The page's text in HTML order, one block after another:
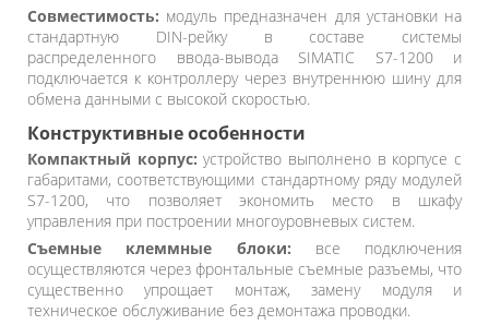
Совместимость: модуль предназначен для установки на
стандартную DIN-рейку в составе системы
распределенного ввода-вывода SIMATIC S7-1200 и
подключается к контроллеру через внутреннюю шину для
обмена данными с высокой скоростью.
Конструктивные особенности
Компактный корпус: устройство выполнено в корпусе с
габаритами, соответствующими стандартному ряду модулей
S7-1200, что позволяет экономить место в шкафу
управления при построении многоуровневых систем.
Съемные клеммные блоки: все подключения
осуществляются через фронтальные съемные разъемы, что
существенно упрощает монтаж, замену модуля и
техническое обслуживание без демонтажа проводки.